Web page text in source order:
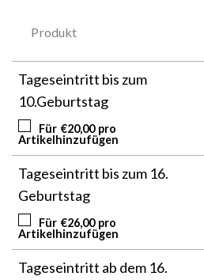
Produkt
Tageseintritt bis zum
10.Geburtstag
Für €20,00 pro
Artikelhinzufügen
Tageseintritt bis zum 16.
Geburtstag
Für €26,00 pro
Artikelhinzufügen
Tageseintritt ab dem 16.